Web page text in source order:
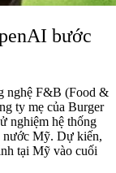
bước
nghệ F&B (Food &
ty mẹ của Burger
nghiệm hệ thống
nước Mỹ. Dự kiến,
tại Mỹ vào cuối